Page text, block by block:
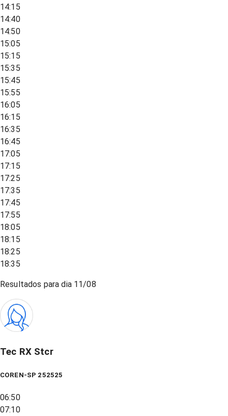
14:15
14:40
14:50
15:05
15:15
15:35
15:45
15:55
16:05
16:15
16:35
16:45
17:05
17:15
17:25
17:35
17:45
17:55
18:05
18:15
18:25
18:35
Resultados para dia 11/08
Tec RX Stcr
COREN-SP 252525
06:50
07:10